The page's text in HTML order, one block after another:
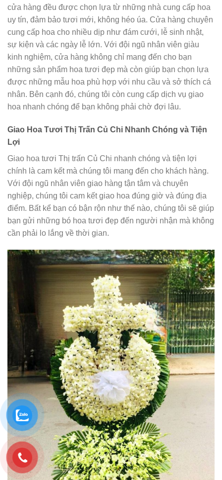
cửa hàng đều được chọn lựa từ những nhà cung cấp hoa
uy tín, đảm bảo tươi mới, không héo úa. Cửa hàng chuyên
cung cấp hoa cho nhiều dịp như đám cưới, lễ sinh nhật,
sự kiện và các ngày lễ lớn. Với đội ngũ nhân viên giàu
kinh nghiệm, cửa hàng không chỉ mang đến cho bạn
những sản phẩm hoa tươi đẹp mà còn giúp bạn chọn lựa
được những mẫu hoa phù hợp với nhu cầu và sở thích cá
nhân. Bên cạnh đó, chúng tôi còn cung cấp dịch vụ giao
hoa nhanh chóng để bạn không phải chờ đợi lâu.
Giao Hoa Tươi Thị Trấn Củ Chi Nhanh Chóng và Tiện
Lợi
Giao hoa tươi Thị trấn Củ Chi nhanh chóng và tiện lợi
chính là cam kết mà chúng tôi mang đến cho khách hàng.
Với đội ngũ nhân viên giao hàng tận tâm và chuyên
nghiệp, chúng tôi cam kết giao hoa đúng giờ và đúng địa
điểm. Bất kể bạn có bận rộn như thế nào, chúng tôi sẽ giúp
bạn gửi những bó hoa tươi đẹp đến người nhận mà không
cần phải lo lắng về thời gian.